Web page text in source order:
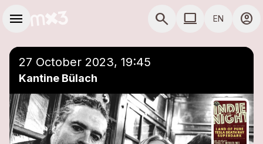
menu search COMPUTER USE
computer EN account_circle
27 October 2023, 19:45
Kantine Bülach
Add to a playlist close